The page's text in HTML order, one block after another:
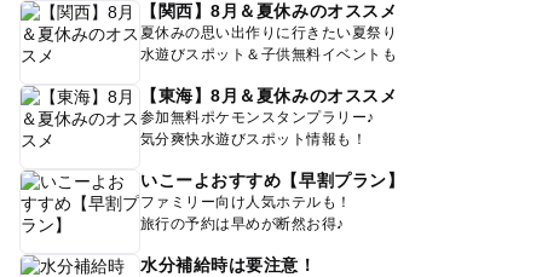
【関西】8月＆夏休みのオススメ
夏休みの思い出作りに行きたい夏祭り
水遊びスポット＆子供無料イベントも
【東海】8月＆夏休みのオススメ
参加無料ポケモンスタンプラリー♪
気分爽快水遊びスポット情報も！
いこーよおすすめ【早割プラン】
ファミリー向け人気ホテルも！
旅行の予約は早めが断然お得♪
水分補給時は要注意！